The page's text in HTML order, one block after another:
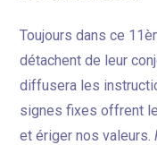
Toujours dans ce
détachent de leur
diffusera les
signes fixes offrent
et ériger nos valeurs.